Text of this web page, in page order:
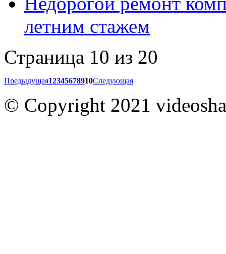
летним стажем
Страница 10 из 20
Предыдущая12345678910Следующая
© Copyright 2021